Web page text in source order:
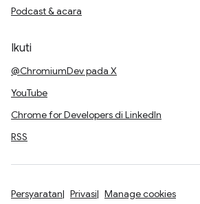
Podcast & acara
Ikuti
@ChromiumDev pada X
YouTube
Chrome for Developers di LinkedIn
RSS
Persyaratan Privasi Manage cookies